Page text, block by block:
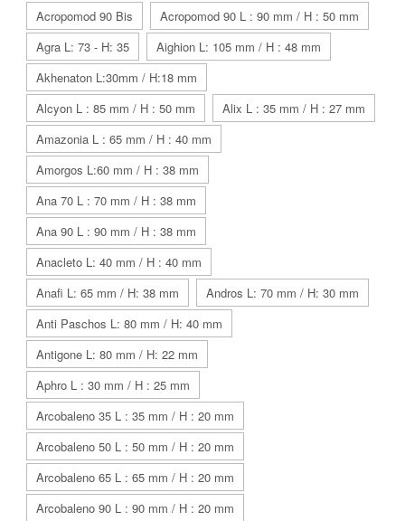
Acropomod 90 Bis
Acropomod 90 L : 90 mm / H : 50 mm
Agra L: 73 - H: 35
Aighion L: 105 mm / H : 48 mm
Akhenaton L:30mm / H:18 mm
Alcyon L : 85 mm / H : 50 mm
Alix L : 35 mm / H : 27 mm
Amazonia L : 65 mm / H : 40 mm
Amorgos L:60 mm / H : 38 mm
Ana 70 L : 70 mm / H : 38 mm
Ana 90 L : 90 mm / H : 38 mm
Anacleto L: 40 mm / H : 40 mm
Anafi L: 65 mm / H: 38 mm
Andros L: 70 mm / H: 30 mm
Anti Paschos L: 80 mm / H: 40 mm
Antigone L: 80 mm / H: 22 mm
Aphro L : 30 mm / H : 25 mm
Arcobaleno 35 L : 35 mm / H : 20 mm
Arcobaleno 50 L : 50 mm / H : 20 mm
Arcobaleno 65 L : 65 mm / H : 20 mm
Arcobaleno 90 L : 90 mm / H : 20 mm